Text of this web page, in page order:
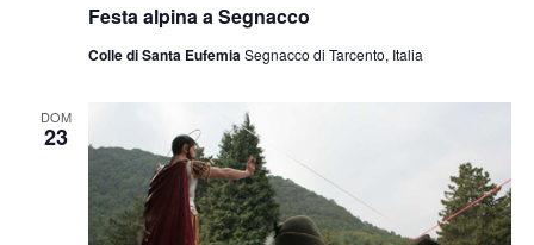
Festa alpina a Segnacco
Colle di Santa EufemiaSegnacco di Tarcento, Italia
DOM
23